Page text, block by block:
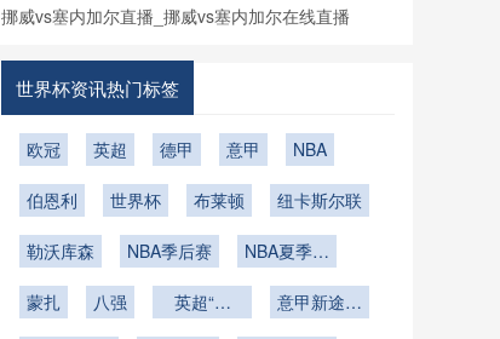
挪威vs塞内加尔直播_挪威vs塞内加尔在线直播
世界杯资讯热门标签
欧冠 英超 德甲 意甲 NBA
伯恩利 世界杯 布莱顿 纽卡斯尔联
勒沃库森 NBA季后赛
NBA夏季联
蒙扎
八强
英超“海
意甲新途上